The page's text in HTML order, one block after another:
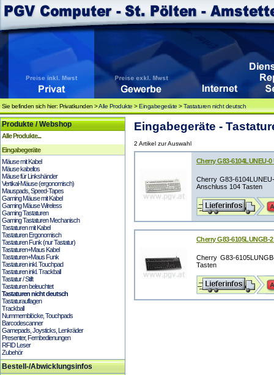
Sie befinden sich hier: Privatkunden >Alle Produkte >Eingabegeräte >Tastaturen nicht deutsch
Produkte / Webshop
Alle Produkte...
Eingabegeräte
Mäuse mit Kabel
Mäuse kabellos
Mäuse für Linkshänder
Vertikal-Mäuse (ergonomisch)
Mauspads, Speed-Tapes
Gaming Mäuse mit Kabel
Gaming Mäuse Wireless
Gaming Tastaturen
Gaming Tastaturen Mechanisch
Tastaturen mit Kabel
Tastaturen Ergonomisch
Tastaturen Funk (nur Tastatur)
Tastaturen+Maus Kabel
Tastaturen+Maus Funk
Tastaturen inkl. Touchpad
Tastaturen inkl. Trackball
Tastatur / Stift
Tastaturen beleuchtet
Tastaturen nicht deutsch
Tastaturauflagen
Trackball
Nummernblöcke, Touchpads
Barcodescanner
Gamepads, Joysticks, Lenkräder
Presenter, Fernbedienungen
RFID Leser
Zubehör
Bestell-/Abwicklungsinfos
Eingabegeräte -
2 Artikel zur Auswahl
Cherry G83-6104LUNEU-
Cherry G83-
Anschluss 104 Tasten
Cherry G83-6105LUNGB-
Cherry G83-
Tasten